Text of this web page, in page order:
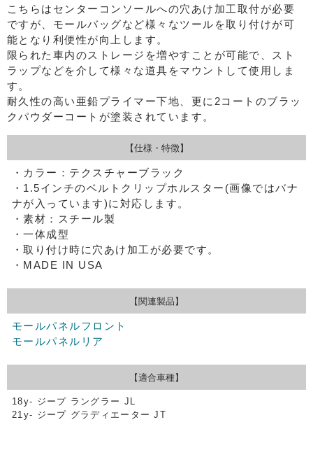
こちらはセンターコンソールへの穴あけ加工取付が必要
ですが、モールバッグなど様々なツールを取り付けが可
能となり利便性が向上します。
限られた車内のストレージを増やすことが可能で、スト
ラップなどを介して様々な道具をマウントして使用しま
す。
耐久性の高い亜鉛プライマー下地、更に2コートのブラッ
クパウダーコートが塗装されています。
【仕様・特徴】
・カラー：テクスチャーブラック
・1.5インチのベルトクリップホルスター(画像ではバナ
ナが入っています)に対応します。
・素材：スチール製
・一体成型
・取り付け時に穴あけ加工が必要です。
・MADE IN USA
【関連製品】
モールパネルフロント
モールパネルリア
【適合車種】
18y- ジープ ラングラー JL
21y- ジープ グラディエーター JT